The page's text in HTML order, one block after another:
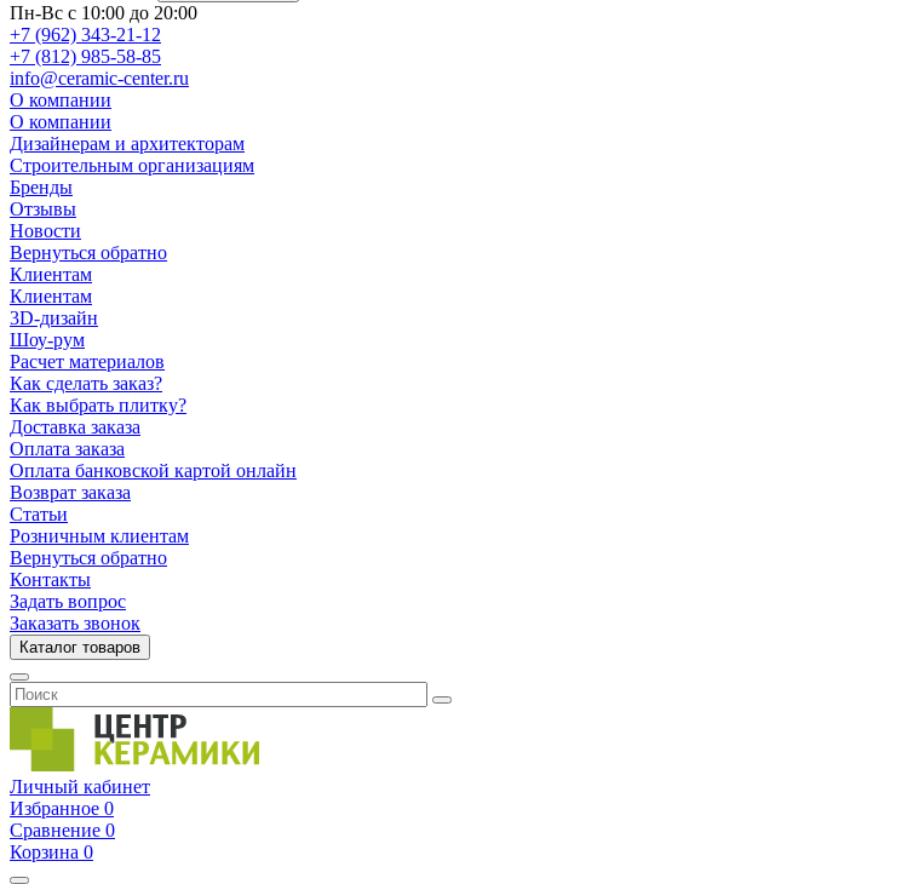
Пн-Вс с 10:00 до 20:00
+7 (962) 343-21-12
+7 (812) 985-58-85
info@ceramic-center.ru
О компании
О компании
Дизайнерам и архитекторам
Строительным организациям
Бренды
Отзывы
Новости
Вернуться обратно
Клиентам
Клиентам
3D-дизайн
Шоу-рум
Расчет материалов
Как сделать заказ?
Как выбрать плитку?
Доставка заказа
Оплата заказа
Оплата банковской картой онлайн
Возврат заказа
Статьи
Розничным клиентам
Вернуться обратно
Контакты
Задать вопрос
Заказать звонок
Каталог товаров
Личный кабинет
Избранное 0
Сравнение 0
Корзина 0